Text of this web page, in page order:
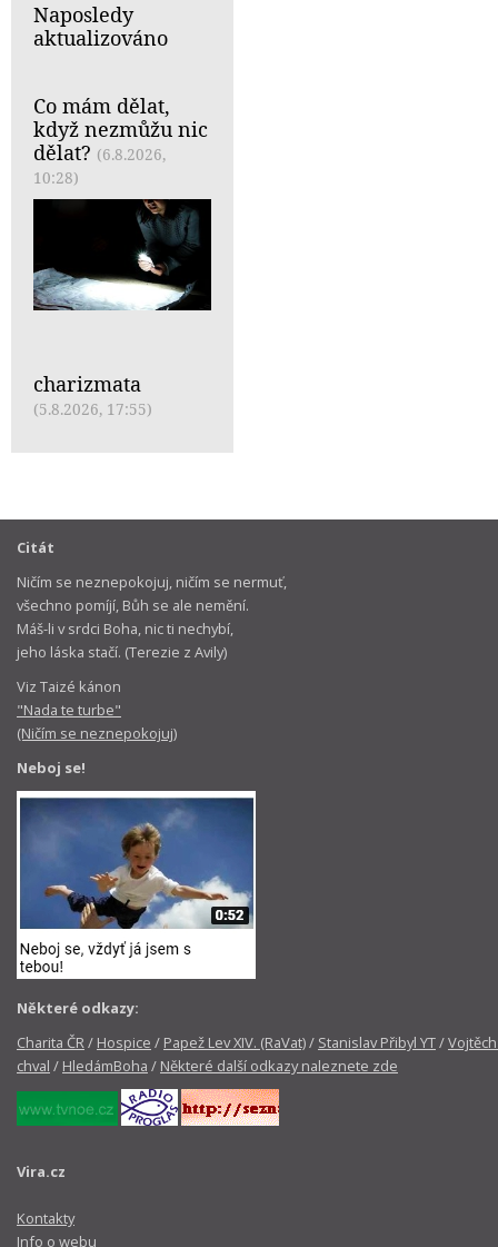
Naposledy
aktualizováno
Co mám dělat,
když nezmůžu nic
dělat? (6.8.2026,
10:28)
charizmata
(5.8.2026, 17:55)
Citát
Ničím se neznepokojuj, ničím se nermuť,
všechno pomíjí, Bůh se ale nemění.
Máš-li v srdci Boha, nic ti nechybí,
jeho láska stačí. (Terezie z Avily)
Viz Taizé kánon
"Nada te turbe"
(Ničím se neznepokojuj)
Neboj se!
Některé odkazy:
Charita ČR/ Hospice / Papež Lev XIV. (RaVat)/ Stanislav Přibyl YT/
chval / HledámBoha / Některé další odkazy naleznete zde
Vira.cz
Kontakty
Info o webu